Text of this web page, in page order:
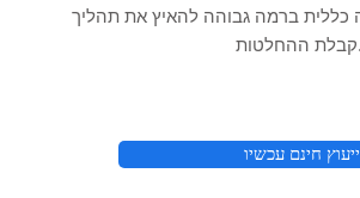
כללית ברמה גבוהה להאיץ את תהליך
קבלת ההחלטות.
חינם עכשיו